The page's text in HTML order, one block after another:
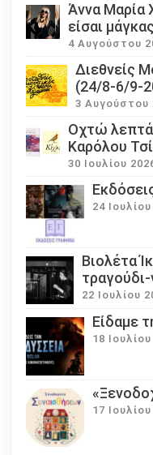
Άννα Μαρία
είσαι
4 Αυγούστου
Διεθνείς
(24/8-6/9-
3 Αυγούστου
Οχτώ
Καρόλου
30 Ιουλίου
24
Βιολέτα
22 Ιουλίου
Eίδαμε
18
17